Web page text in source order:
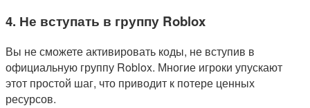
4. Не вступать в группу Roblox
Вы не сможете активировать коды, не вступив в
официальную группу Roblox. Многие игроки упускают
этот простой шаг, что приводит к потере ценных
ресурсов.